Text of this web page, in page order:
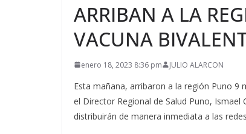
ARRIBAN A LA
VACUNA
enero 18, 2023 8:36 pm JULIO ALARCON
Esta mañana, arribaron a la región Puno 9
el Director Regional de Salud Puno,
distribuirán de manera inmediata a las